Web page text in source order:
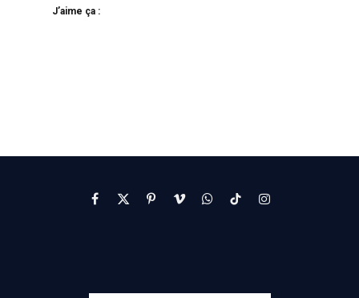
J’aime ça :
Facebook
X
PinterestVimeoWhatsApp
TikTokInstagram